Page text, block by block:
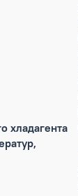
хладагента